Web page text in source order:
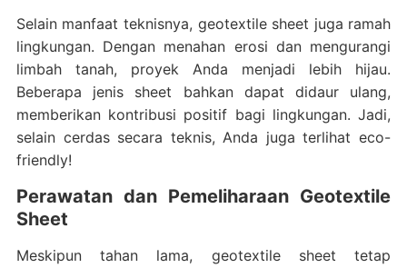
Selain manfaat teknisnya, geotextile sheet juga ramah
lingkungan. Dengan menahan erosi dan mengurangi
limbah tanah, proyek Anda menjadi lebih hijau.
Beberapa jenis sheet bahkan dapat didaur ulang,
memberikan kontribusi positif bagi lingkungan. Jadi,
selain cerdas secara teknis, Anda juga terlihat eco-
friendly!
Perawatan dan Pemeliharaan Geotextile
Sheet
Meskipun tahan lama, geotextile sheet tetap